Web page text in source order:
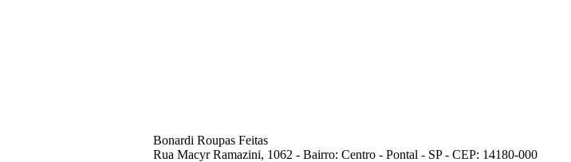
Bonardi Roupas Feitas
Rua Macyr Ramazini, 1062 - Bairro: Centro - Pontal - SP - CEP: 14180-000